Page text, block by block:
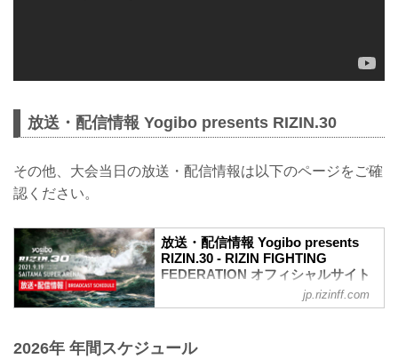
放送・配信情報 Yogibo presents RIZIN.30
その他、大会当日の放送・配信情報は以下のページをご確
認ください。
放送・配信情報 Yogibo presents
RIZIN.30 - RIZIN FIGHTING
FEDERATION オフィシャルサイト
9月19日（日）にさいたまスーパーアリー
送・配信情報をまとめたぞ！
jp.rizinff.com
2026年 年間スケジュール